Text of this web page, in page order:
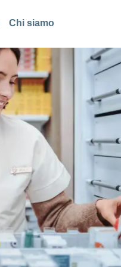
Chi siamo